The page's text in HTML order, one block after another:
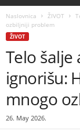
Naslovnica ŽIVOT
ozbiljniji problem
ŽIVOT
Telo
ignorišu:
mnogo
26. May 2026.